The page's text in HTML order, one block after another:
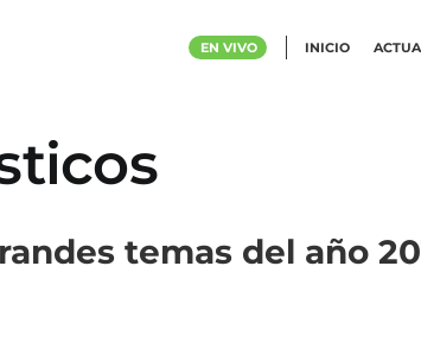
EN VIVO INICIO
temas del año